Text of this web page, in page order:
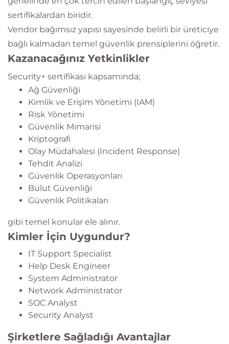
sertifikalardan biridir.
Vendor bağımsız yapısı sayesinde belirli bir üreticiye
bağlı kalmadan temel güvenlik prensiplerini öğretir.
Kazanacağınız Yetkinlikler
Security+ sertifikası kapsamında;
Ağ Güvenliği
Kimlik ve Erişim Yönetimi (IAM)
Risk Yönetimi
Güvenlik Mimarisi
Kriptografi
Olay Müdahalesi (Incident Response)
Tehdit Analizi
Güvenlik Operasyonları
Bulut Güvenliği
Güvenlik Politikaları
gibi temel konular ele alınır.
Kimler İçin Uygundur?
IT Support Specialist
Help Desk Engineer
System Administrator
Network Administrator
SOC Analyst
Security Analyst
Şirketlere Sağladığı Avantajlar